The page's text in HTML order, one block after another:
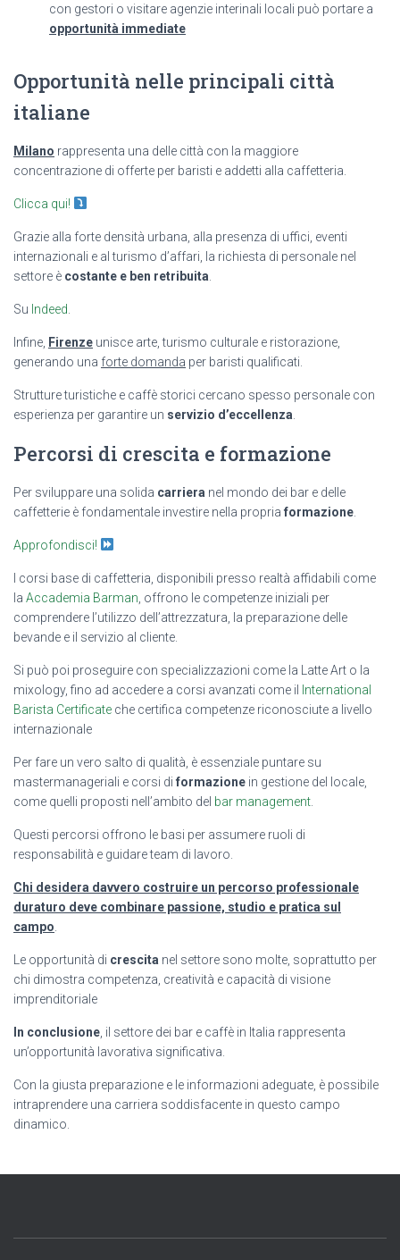
con gestori o visitare agenzie interinali locali può portare a
opportunità immediate
Opportunità nelle principali città
italiane
Milano rappresenta una delle città con la maggiore
concentrazione di offerte per baristi e addetti alla caffetteria.
Clicca qui!
Grazie alla forte densità urbana, alla presenza di uffici, eventi
internazionali e al turismo d’affari, la richiesta di personale nel
settore è costante e ben retribuita
Su Indeed
Infine, Firenze unisce arte, turismo culturale e ristorazione,
generando una forte domanda per baristi qualificati.
Strutture turistiche e caffè storici cercano spesso personale con
esperienza per garantire un servizio d’eccellenza
Percorsi di crescita e formazione
Per sviluppare una solida carriera nel mondo dei bar e delle
caffetterie è fondamentale investire nella propria formazione
Approfondisci!
I corsi base di caffetteria, disponibili presso realtà affidabili come
la Accademia Barman , offrono le competenze iniziali per
comprendere l’utilizzo dell’attrezzatura, la preparazione delle
bevande e il servizio al cliente.
Si può poi proseguire con specializzazioni come la Latte Art o la
mixology, fino ad accedere a corsi avanzati come il
International
Barista Certificate che certifica competenze riconosciute a livello
internazionale
Per fare un vero salto di qualità, è essenziale puntare su
mastermanageriali e corsi di formazione in gestione del locale,
come quelli proposti nell’ambito del bar management
Questi percorsi offrono le basi per assumere ruoli di
responsabilità e guidare team di lavoro.
Chi desidera davvero costruire un percorso professionale
duraturo deve combinare passione, studio e pratica sul
campo
Le opportunità di crescita nel settore sono molte, soprattutto per
chi dimostra competenza, creatività e capacità di visione
imprenditoriale
In conclusione , il settore dei bar e caffè in Italia rappresenta
un’opportunità lavorativa significativa.
Con la giusta preparazione e le informazioni adeguate, è possibile
intraprendere una carriera soddisfacente in questo campo
dinamico.